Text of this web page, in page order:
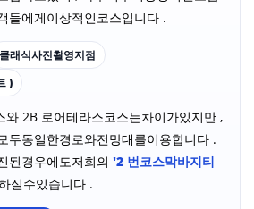
들에게이상적인코스입니다 .
클래식사진촬영지점
)
와 2B 로어테라스코스는차이가있지만 ,
두동일한경로와전망대를이용합니다 .
된경우에도저희의 '2 번코스막바지티
실수있습니다 .